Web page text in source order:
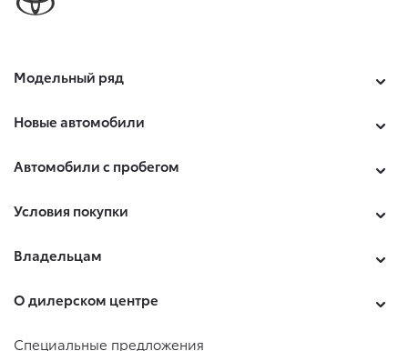
Модельный ряд
Новые автомобили
Автомобили с пробегом
Условия покупки
Владельцам
О дилерском центре
Специальные предложения